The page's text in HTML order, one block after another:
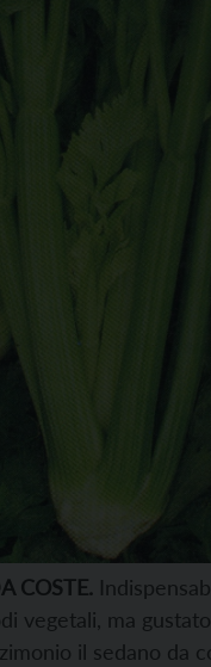
COSTE.
vegetali, ma
il sedano da